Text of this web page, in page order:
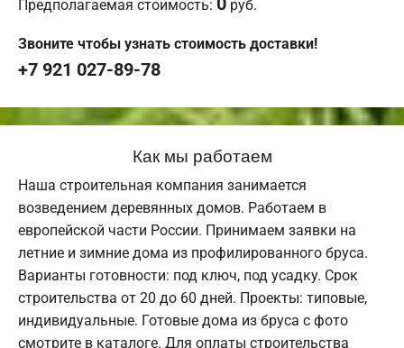
Предполагаемая стоимость: руб.
Звоните чтобы узнать стоимость доставки!
+7 921 027-89-78
Как мы работаем
Наша строительная компания занимается
возведением деревянных домов. Работаем в
европейской части России. Принимаем заявки на
летние и зимние дома из профилированного бруса.
Варианты готовности: под ключ, под усадку. Срок
строительства от 20 до 60 дней. Проекты: типовые,
индивидуальные. Готовые дома из бруса с фото
смотрите в каталоге. Для оплаты строительства